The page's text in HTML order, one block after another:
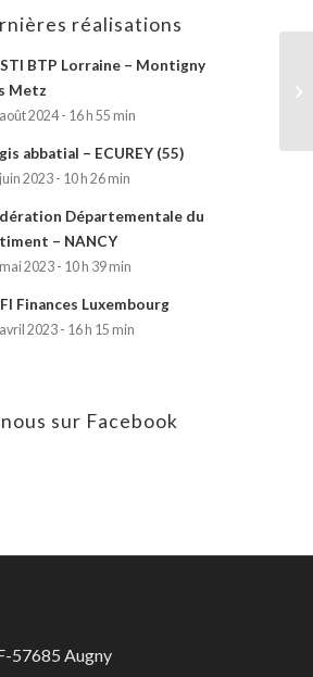
réalisations
BTP Lorraine – Montigny
Metz
2024 - 16 h 55 min
abbatial – ECUREY (55)
2023 - 10 h 26 min
Départementale du
– NANCY
2023 - 10 h 39 min
Finances Luxembourg
2023 - 16 h 15 min
sur Facebook
57685 Augny